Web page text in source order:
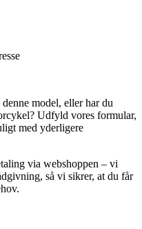
model, eller har du
Udfyld vores formular,
med yderligere
via webshoppen – vi
så vi sikrer, at du får